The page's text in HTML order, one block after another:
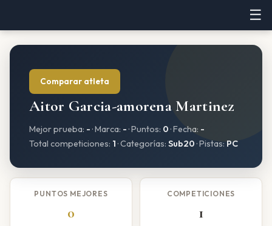
☰
Comparar atleta
Aitor Garcia-amorena Martinez
Mejor prueba: - · Marca: - · Puntos: 0 · Fecha: -
Total competiciones: 1 · Categorías: Sub20 · Pistas: PC
PUNTOS MEJORES
0
COMPETICIONES
1